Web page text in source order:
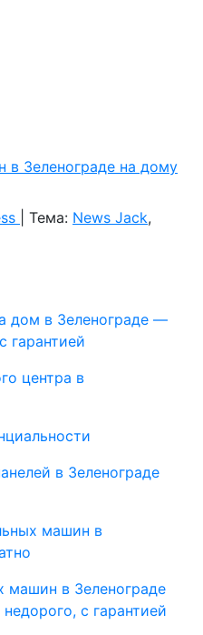
в Зеленограде на дому
Тема: News Jack,
дом в Зеленограде —
гарантией
центра в
в Зеленограде
машин в
машин в Зеленограде
с гарантией